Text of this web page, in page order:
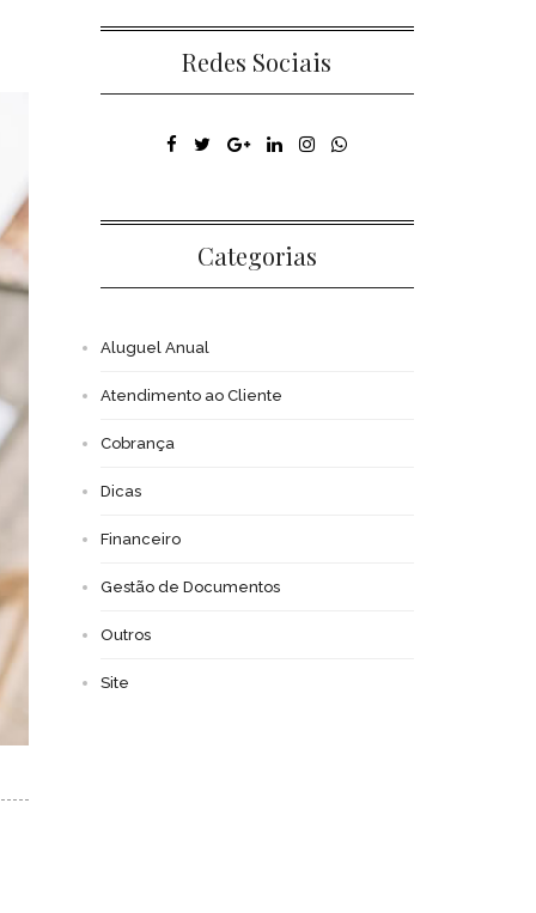
Redes Sociais
Categorias
Aluguel Anual
Atendimento ao Cliente
Cobrança
Dicas
Financeiro
Gestão de Documentos
Outros
Site